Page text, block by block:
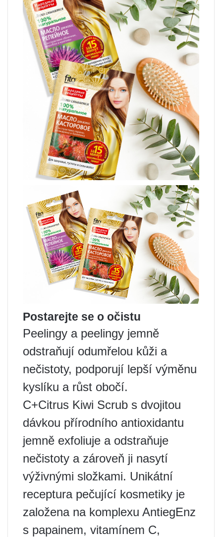
Postarejte se o očistu
Peelingy a peelingy jemně
odstraňují odumřelou kůži a
nečistoty, podporují lepší výměnu
kyslíku a růst obočí.
C+Citrus Kiwi Scrub s dvojitou
dávkou přírodního antioxidantu
jemně exfoliuje a odstraňuje
nečistoty a zároveň ji nasytí
výživnými složkami. Unikátní
receptura pečující kosmetiky je
založena na komplexu AntiegEnz
s papainem, vitamínem C,